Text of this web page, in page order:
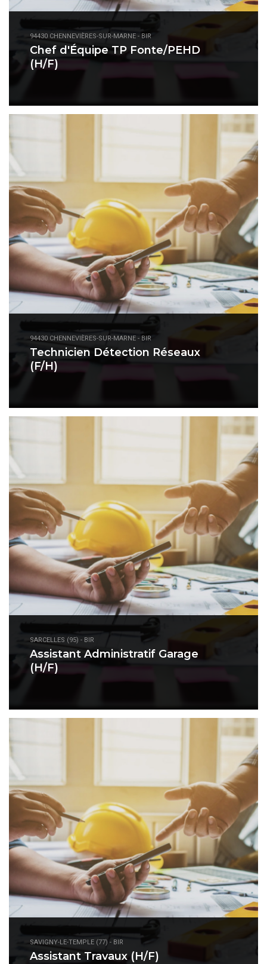
94430 CHENNEVIÈRES-SUR-MARNE - BIR
Chef d'Équipe TP Fonte/PEHD
(H/F)
94430 CHENNEVIÈRES-SUR-MARNE - BIR
Technicien Détection Réseaux
(F/H)
SARCELLES (95) - BIR
Assistant Administratif Garage
(H/F)
SAVIGNY-LE-TEMPLE (77) - BIR
Assistant Travaux (H/F)